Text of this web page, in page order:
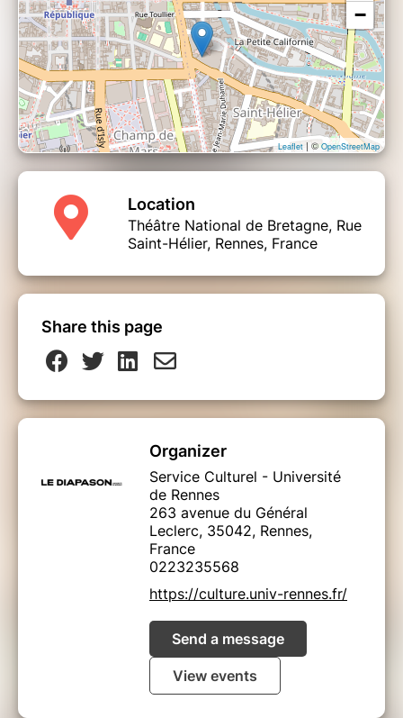
−
Leaflet | © OpenStreetMap
Location
Théâtre National de Bretagne, Rue
Saint-Hélier, Rennes, France
Share this page
Organizer
Service Culturel - Université
de Rennes
263 avenue du Général
Leclerc, 35042, Rennes,
France
0223235568
https://culture.univ-rennes.fr/
Send a message
View events